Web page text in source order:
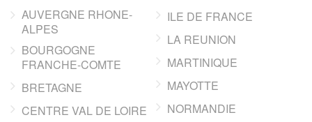
AUVERGNE RHONE-
ALPES
BOURGOGNE
FRANCHE-COMTE
BRETAGNE
CENTRE VAL DE LOIRE
ILE DE FRANCE
LA REUNION
MARTINIQUE
MAYOTTE
NORMANDIE